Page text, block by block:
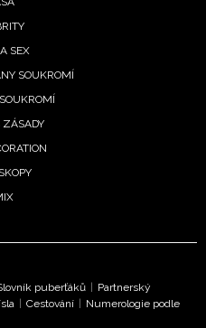
SEX
SOUKROMÍ
ZÁSADY
puberťáků | Partnerský
| Cestování | Numerologie podle